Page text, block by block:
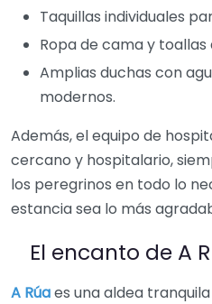
Taquillas individuales
Ropa de cama y toallas
Amplias duchas con
modernos.
Además, el equipo de
cercano y hospitalario,
los peregrinos en todo lo
estancia sea lo más
El encanto de A
A Rúaes una aldea